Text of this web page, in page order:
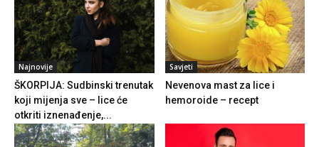
Najnovije
ŠKORPIJA: Sudbinski trenutak
koji mijenja sve – lice će
otkriti iznenađenje,...
Savjeti
Nevenova mast za lice i
hemoroide – recept